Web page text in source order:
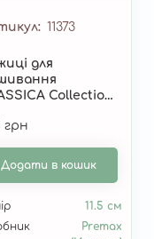
11373
для
Collection
грн
Додати в кошик
11.5 см
Premax